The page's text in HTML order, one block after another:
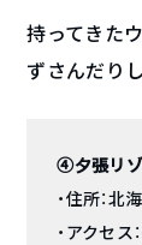
持ってきた
ずさんだり
④夕張リ
・住所：
・アクセス